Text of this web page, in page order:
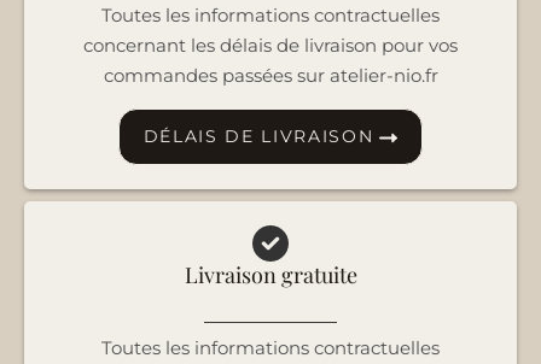
Toutes les informations contractuelles
concernant les délais de livraison pour vos
commandes passées sur atelier-nio.fr
DÉLAIS DE LIVRAISON
Livraison gratuite
Toutes les informations contractuelles